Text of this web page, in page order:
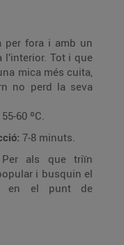
per fora i amb un
l’interior. Tot i que
mica més cuita,
no perd la seva
55-60 ºC.
7-8 minuts.
Per als que triïn
i busquin el
en el punt de